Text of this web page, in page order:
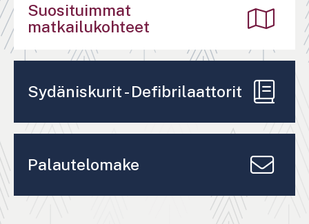
Suosituimmat
matkailukohteet
Sydäniskurit - Defibrilaattorit
Palautelomake